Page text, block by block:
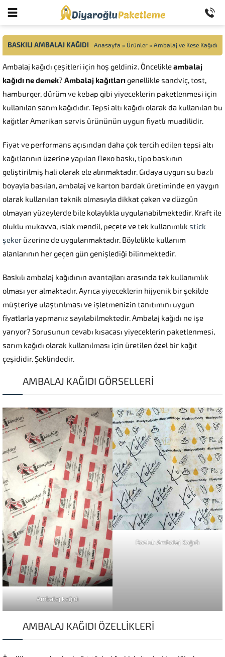
BASKILI AMBALAJ KAĞIDI Anasayfa » Ürünler » Ambalaj ve Kese Kağıdı
Ambalaj kağıdı çeşitleri için hoş geldiniz. Öncelikleambalaj
kağıdı ne demek? Ambalaj kağıtlarıgenellikle sandviç, tost,
hamburger, dürüm ve kebap gibi yiyeceklerin paketlenmesi için
kullanılan sarım kağıdıdır. Tepsi altı kağıdı olarak da kullanılan bu
kağıtlar Amerikan servis ürününün uygun fiyatlı muadilidir.
Fiyat ve performans açısından daha çok tercih edilen tepsi altı
kağıtlarının üzerine yapılan flexo baskı, tipo baskının
geliştirilmiş hali olarak ele alınmaktadır. Gıdaya uygun su bazlı
boyayla basılan, ambalaj ve karton bardak üretiminde en yaygın
olarak kullanılan teknik olmasıyla dikkat çeken ve düzgün
olmayan yüzeylerde bile kolaylıkla uygulanabilmektedir. Kraft ile
oluklu mukavva, ıslak mendil, peçete ve tek kullanımlık stick
şeker üzerine de uygulanmaktadır. Böylelikle kullanım
alanlarının her geçen gün genişlediği bilinmektedir.
Baskılı ambalaj kağıdının avantajları arasında tek kullanımlık
olması yer almaktadır. Ayrıca yiyeceklerin hijyenik bir şekilde
müşteriye ulaştırılması ve işletmenizin tanıtımını uygun
fiyatlarla yapmanız sayılabilmektedir. Ambalaj kağıdı ne işe
yarıyor? Sorusunun cevabı kısacası yiyeceklerin paketlenmesi,
sarım kağıdı olarak kullanılması için üretilen özel bir kağıt
çeşididir. Şeklindedir.
AMBALAJ KAĞIDI GÖRSELLERİ
Ambalaj kağıdı
Baskılı Ambalaj Kağıdı
AMBALAJ KAĞIDI ÖZELLİKLERİ